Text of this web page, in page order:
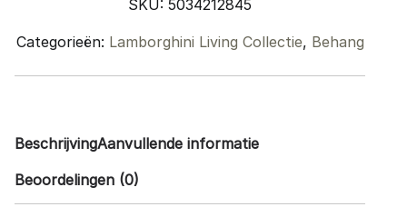
SKU: 5034212845
Categorieën: Lamborghini Living Collectie, Behang
BeschrijvingAanvullende informatie
Beoordelingen (0)